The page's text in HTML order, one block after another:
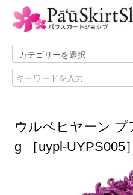
ウルベヒヤーン
g ［uypl-UYPS005］